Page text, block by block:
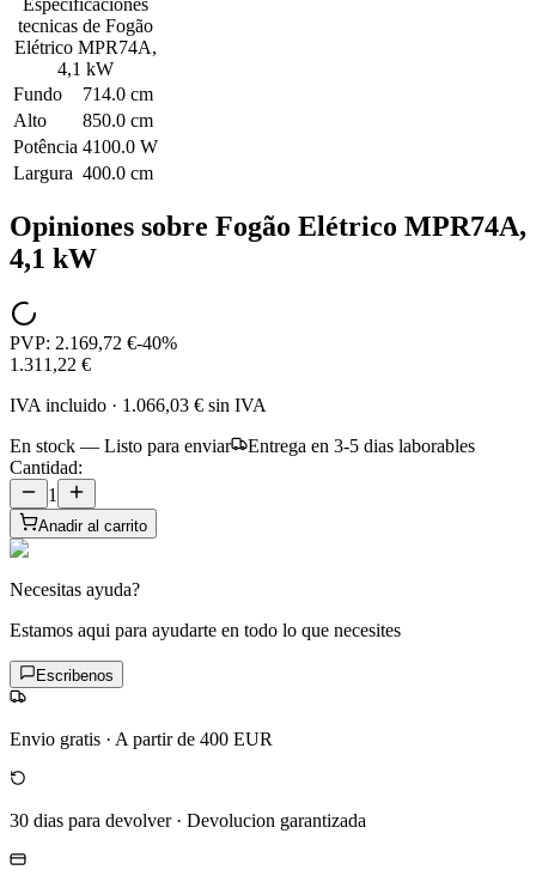
tecnicas de Fogão
Elétrico MPR74A,
4,1 kW
Fundo
714.0 cm
Alto
850.0 cm
Potência 4100.0 W
Largura 400.0 cm
Opiniones sobre Fogão Elétrico MPR74A,
4,1 kW
PVP: 2.169,72 €-40%
1.311,22 €
IVA incluido · 1.066,03 € sin IVA
En stock — Listo para enviar
Entrega en 3-5 dias laborables
Cantidad:
1
Anadir al carrito
Necesitas ayuda?
Estamos aqui para ayudarte en todo lo que necesites
Escribenos
Envio gratis · A partir de 400 EUR
30 dias para devolver· Devolucion garantizada